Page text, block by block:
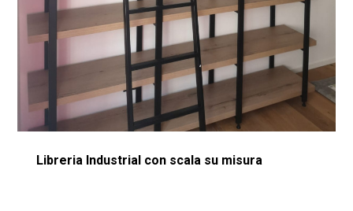
Libreria Industrial con scala su misura